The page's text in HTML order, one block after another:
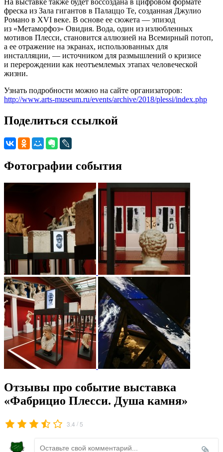
На выставке также будет воссоздана в цифровом формате
фреска из Зала гигантов в Палаццо Те, созданная Джулио
Романо в XVI веке. В основе ее сюжета — эпизод
из «Метаморфоз» Овидия. Вода, один из излюбленных
мотивов Плесси, становится аллюзией на Всемирный потоп,
а ее отражение на экранах, использованных для
инсталляции, — источником для размышлений о кризисе
и перерождении как неотъемлемых этапах человеческой
жизни.
Узнать подробности можно на сайте организаторов:
http://www.arts-museum.ru/events/archive/2018/plessi/index.php
Поделиться ссылкой
Фотографии события
Отзывы про событие выставка
«Фабрицио Плесси. Душа камня»
3.4 / 5